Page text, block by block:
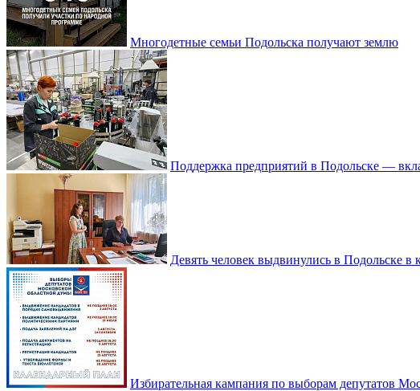
Многодетные семьи Подольска получают землю
Поддержка предприятий в Подольске —
Девять человек выдвинулись в Подольске в
Избирательная кампания по выборам депутатов